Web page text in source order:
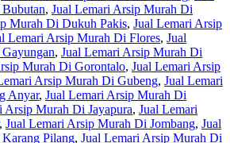
, Jual Lemari Arsip Murah Di
Murah Di Dukuh Pakis, Jual Lemari Arsip
Lemari Arsip Murah Di Flores, Jual
, Jual Lemari Arsip Murah Di
Murah Di Gorontalo, Jual Lemari Arsip
Arsip Murah Di Gubeng, Jual Lemari
Anyar, Jual Lemari Arsip Murah Di
Arsip Murah Di Jayapura, Jual Lemari
, Jual Lemari Arsip Murah Di Jombang, Jual
Pilang, Jual Lemari Arsip Murah Di